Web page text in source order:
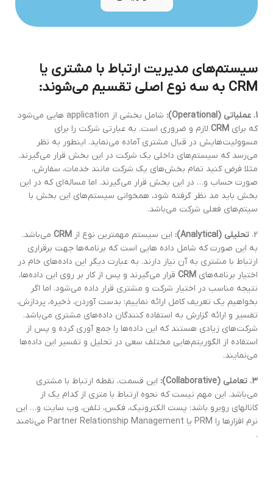
سیستم‌های مدیریت ارتباط با مشتری یا
CRM به سه نوع اصلی تقسیم می‌شوند:
1. عملیاتی (Operational):
شامل بخشی از application هایی می‌شود
که برای CRM لازم و ضروری است. به عبارتی شرکت را برای
مسوولیت‌هایش در قبال مشتری آماده می‌نماید. اینطور به نظر
می‌رسد که سیستم‌های داخلی یک شرکت در این بخش قرار می‌گیرند.
مثلا فرض کنید تمام بخش‌های یک شرکت مانند خدمات، سفارش،
صورت حساب و… در این بخش قرار می‌گیرند. اما مساله‌ای که در این
بخش باید مد نظر گرفته شود، همخوانی سیستم‌های این بخش با
سیتم‌های فعلی شرکت می‌باشد.
2. تحلیلی (Analy
tical): این سیستم مهمترین نوع از CRM می‌باشد.
به این صورت که شامل داده هایی است که برنامه‌ها جهت برقراری
ارتباط با مشتری به آن نیاز دارند. به عبارت دیگر این داده‌های خام در
اختیار برنامه‌های CRM قرار می‌گیرند و پس از کار بر روی این داده‌ها،
نتیجه مناسب در اختیار شرکت و مشتری قرار داده می‌شود. اما اگر
بخواهیم یک تعریف کامل ارائه نماییم: بدست آوردن، ذخیره، پردازش،
تفسیر و ارائه گزارش به استفاده کنندگان داده‌های مشتری می‌باشد.
شرکت‌های زیادی هستند که این داده‌ها را جمع آوری کرده و پس از
استفاده از الگوریتم‌هایی مختلف سعی در تحلیل و تفسیر این داده‌ها
می‌نمایند.
3. تعاملی (Collaborative):
این قسمت، نقطه ارتباط با مشتری
می‌باشد. این مهم نیست که نحوه ارتباط با متری از کدام یک از
کانالهای روبرو باشد: پست الکترونیک، فکس، تلفن، وب سایت و… این
نرم افزارها را PRM یا Partner Relationship Management می‌نامند
.